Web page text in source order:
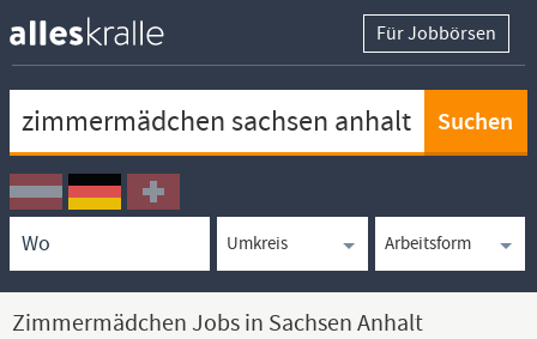
Für Jobbörsen
Ortssuche
Umkreissuche
Arbeitsform
Zimmermädchen Jobs in Sachsen Anhalt